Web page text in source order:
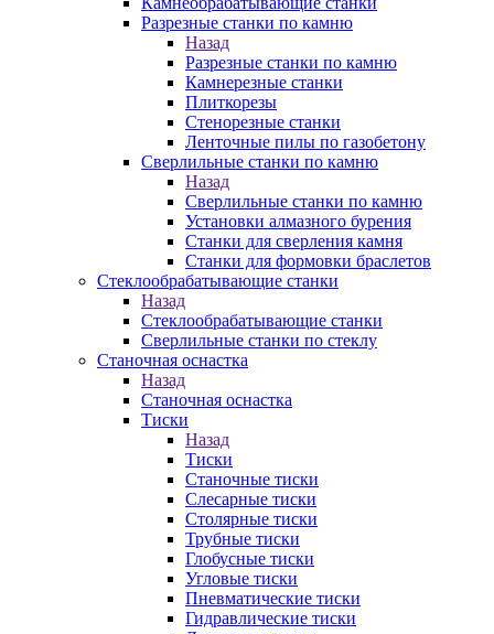
Разрезные станки по камню
Назад
Разрезные станки по камню
Камнерезные станки
Плиткорезы
Стенорезные станки
Ленточные пилы по газобетону
Сверлильные станки по камню
Назад
Сверлильные станки по камню
Установки алмазного бурения
Станки для сверления камня
Станки для формовки браслетов
Стеклообрабатывающие станки
Назад
Стеклообрабатывающие станки
Сверлильные станки по стеклу
Станочная оснастка
Назад
Станочная оснастка
Тиски
Назад
Тиски
Станочные тиски
Слесарные тиски
Столярные тиски
Трубные тиски
Глобусные тиски
Угловые тиски
Пневматические тиски
Гидравлические тиски